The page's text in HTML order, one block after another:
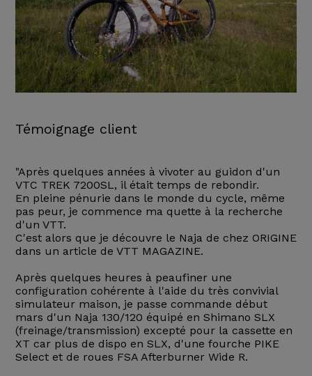
Témoignage client
"Après quelques années à vivoter au guidon d'un
VTC TREK 7200SL, il était temps de rebondir.
En pleine pénurie dans le monde du cycle, même
pas peur, je commence ma quette à la recherche
d'un VTT.
C'est alors que je découvre le Naja de chez ORIGINE
dans un article de VTT MAGAZINE.
Après quelques heures à peaufiner une
configuration cohérente à l'aide du très convivial
simulateur maison, je passe commande début
mars d'un Naja 130/120 équipé en Shimano SLX
(freinage/transmission) excepté pour la cassette en
XT car plus de dispo en SLX, d'une fourche PIKE
Select et de roues FSA Afterburner Wide R.